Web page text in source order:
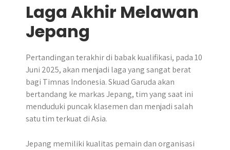
Laga Akhir Melawan
Jepang
Pertandingan terakhir di babak kualifikasi, pada 10
Juni 2025, akan menjadi laga yang sangat berat
bagi Timnas Indonesia. Skuad Garuda akan
bertandang ke markas Jepang, tim yang saat ini
menduduki puncak klasemen dan menjadi salah
satu tim terkuat di Asia.
Jepang memiliki kualitas pemain dan organisasi